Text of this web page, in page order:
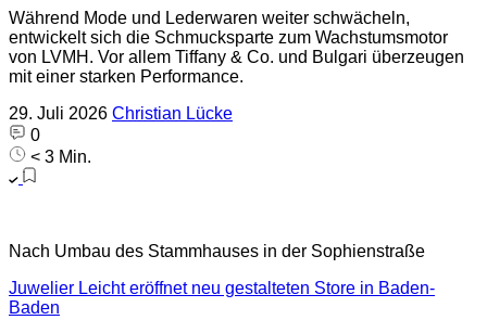
Während Mode und Lederwaren weiter schwächeln,
entwickelt sich die Schmucksparte zum Wachstumsmotor
von LVMH. Vor allem Tiffany & Co. und Bulgari überzeugen
mit einer starken Performance.
29. Juli 2026 Christian Lücke
0
< 3 Min.
Nach Umbau des Stammhauses in der Sophienstraße
Juwelier Leicht eröffnet neu gestalteten Store in Baden-
Baden